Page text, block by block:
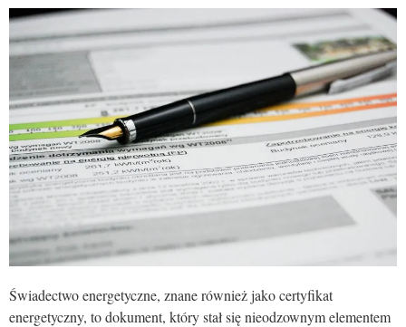
Świadectwo energetyczne, znane również jako certyfikat
energetyczny, to dokument, który stał się nieodzownym elementem